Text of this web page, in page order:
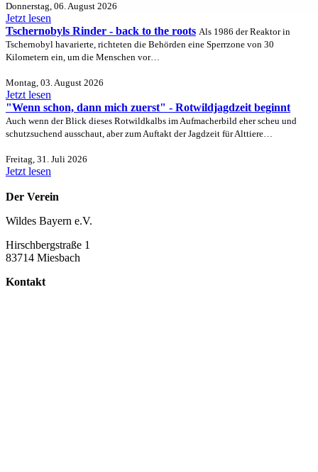
Donnerstag, 06. August 2026
Jetzt lesen
Tschernobyls Rinder - back to the roots Als 1986 der Reaktor in
Tschernobyl havarierte, richteten die Behörden eine Sperrzone von 30
Kilometern ein, um die Menschen vor…
Montag, 03. August 2026
Jetzt lesen
"Wenn schon, dann mich zuerst" - Rotwildjagdzeit beginnt
Auch wenn der Blick dieses Rotwildkalbs im Aufmacherbild eher scheu und
schutzsuchend ausschaut, aber zum Auftakt der Jagdzeit für Alttiere…
Freitag, 31. Juli 2026
Jetzt lesen
Der Verein
Wildes Bayern e.V.
Hirschbergstraße 1
83714 Miesbach
Kontakt